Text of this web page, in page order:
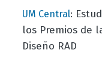
UM Central:
los Premios de
Diseño RAD